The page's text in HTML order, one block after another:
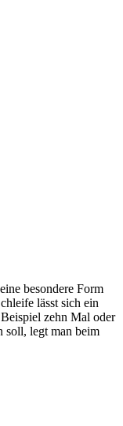
besondere Form
lässt sich ein
zehn Mal oder
soll, legt man beim